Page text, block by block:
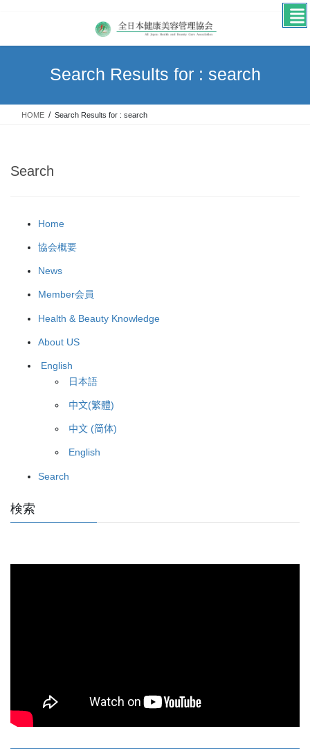
the
the
Search Results for : search
HOME Search Results for : search
Search
Home
協会概要
News
Member会員
Health & Beauty Knowledge
About US
English
日本語
中文(繁體)
中文 (简体)
English
Search
検索